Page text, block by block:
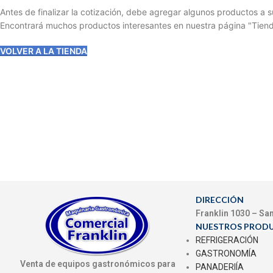
Antes de finalizar la cotización, debe agregar algunos productos a
Encontrará muchos productos interesantes en nuestra página
VOLVER A LA TIENDA
Venta de equipos gastronómicos para
DIRECCIÓN
Franklin 1030 –
NUESTROS
REFRIGERACIÓN
GASTRONOMÍA
PANADERIÍA